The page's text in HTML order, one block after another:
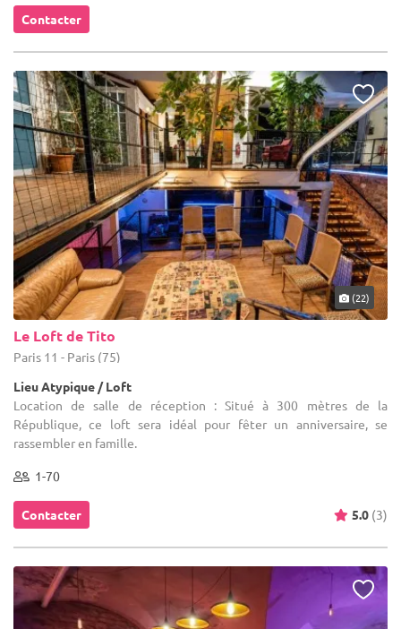
Contacter
(22)
Le Loft de Tito
Paris 11 - Paris (75)
Lieu Atypique / Loft
Location de salle de réception : Situé à 300 mètres de la
République, ce loft sera idéal pour fêter un anniversaire, se
rassembler en famille.
1-70
Contacter 5.0 (3)